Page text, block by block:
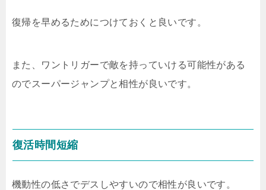
復帰を早めるためにつけておくと良いです。
また、ワントリガーで敵を持っていける可能性がある
のでスーパージャンプと相性が良いです。
復活時間短縮
機動性の低さでデスしやすいので相性が良いです。